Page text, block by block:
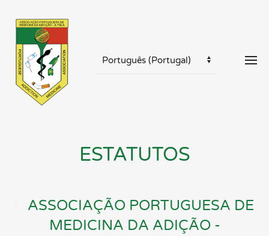
ESTATUTOS
ASSOCIAÇÃO PORTUGUESA DE
MEDICINA DA ADIÇÃO -